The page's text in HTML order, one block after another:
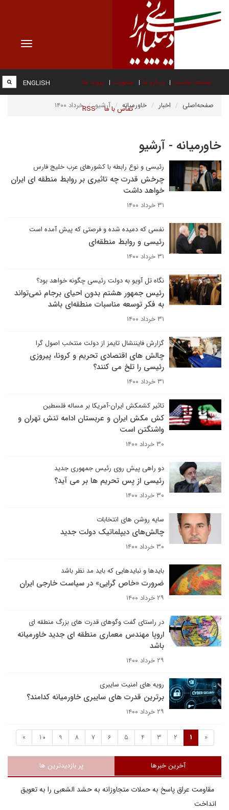
Toggle
صفحه نخست درباره ما عضویت پیوند ها
تماس با ما RSS
ENGLISH
صفحه‌اصلی اخبار خاورمیانه آرشیو خرداد ۱۴۰۰
خاورمیانه - آرشیو
رئیسی و نوع رابطه با کشورهای عرب خلیج فارس
چرخش قدرت چه تاثیری بر روابط منطقه ای ایران
خواهد داشت
۳۱ خرداد ۱۴۰۰
نفسی که دمیده شده و فرصتی که پیش آمده است
رئیسی و روابط منطقه‌ای
۳۱ خرداد ۱۴۰۰
نگاه تل آویو به دولت رئیسی چگونه خواهد بود؟
رئیس جمهور هشتم بدون احیای برجام نمی‌تواند
به فکر توسعه مناسبات منطقه‌ای باشد
۳۱ خرداد ۱۴۰۰
گزارش فایننشال تایمز از دولت منتخب اصول گرا
چالش های اقتصادی تحریم و کرونا، پیروزی
رئیسی را تلخ می کنند؟
۳۱ خرداد ۱۴۰۰
تاثیر کشمکش ایران-آمریکا بر مساله فلسطین
کش مکش ایران و عربستان ادامه تنش تهران و
واشنگتن است
۳۰ خرداد ۱۴۰۰
دو راهی پیش روی رئیس جمهوری جدید
رئیسی از پس تحریم ها بر می آید؟
۳۰ خرداد ۱۴۰۰
سایه روشن های انتخابات
چالش‌های دیپلماتیک دولت جدید
۳۰ خرداد ۱۴۰۰
بایدها و نبایدهایی که باید مد نظر باشد
ضرورت «خاص گرایی» در سیاست خارجی ایران
۲۹ خرداد ۱۴۰۰
در راستای گفت وگوهای قدرت های بزرگ منطقه ای
اروپا مهندس معماری منطقه ای جدید خاورمیانه
باشد
۲۹ خرداد ۱۴۰۰
رویه های امنیت سایبری
برترین قدرت های سایبری خاورمیانه کدامند؟
۲۹ خرداد ۱۴۰۰
«
1
2
3
4
5
6
7
8
9
10
»
آخرین خبرها پر بازدیدترین ها
مقاومت عراق پاسخ به حملات متجاوزانه به حشد الشعبی را به تعویق
انداخت